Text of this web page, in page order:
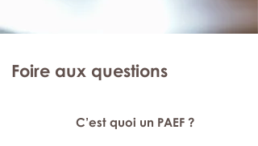
Foire aux questions
C’est quoi un PAEF ?